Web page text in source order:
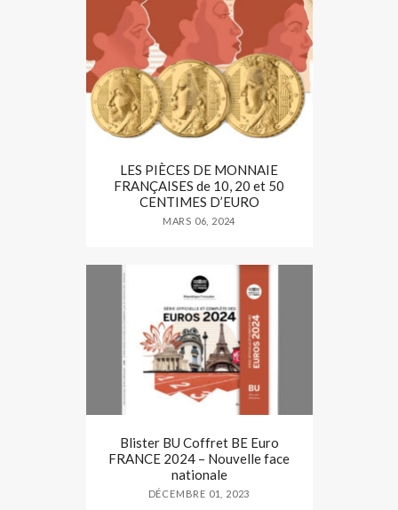
LES PIÈCES DE MONNAIE
FRANÇAISES de 10, 20 et 50
CENTIMES D’EURO
MARS 06, 2024
Blister BU Coffret BE Euro
FRANCE 2024 – Nouvelle face
nationale
DÉCEMBRE 01, 2023